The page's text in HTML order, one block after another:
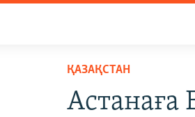
ҚАЗАҚСТАН
Астанаға